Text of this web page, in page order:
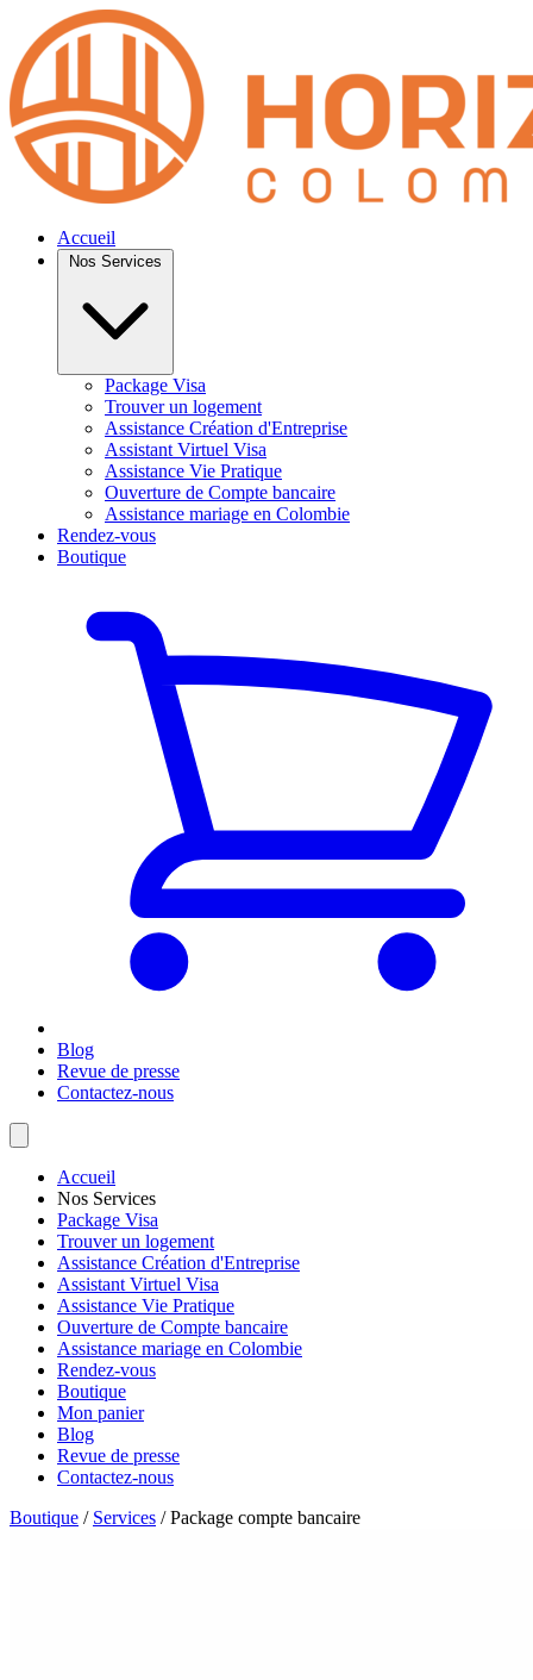
Accueil
Nos Services
Package Visa
Trouver un logement
Assistance Création d'Entreprise
Assistant Virtuel Visa
Assistance Vie Pratique
Ouverture de Compte bancaire
Assistance mariage en Colombie
Rendez-vous
Boutique
Blog
Revue de presse
Contactez-nous
Accueil
Nos Services
Package Visa
Trouver un logement
Assistance Création d'Entreprise
Assistant Virtuel Visa
Assistance Vie Pratique
Ouverture de Compte bancaire
Assistance mariage en Colombie
Rendez-vous
Boutique
Mon panier
Blog
Revue de presse
Contactez-nous
Boutique / Services / Package compte bancaire